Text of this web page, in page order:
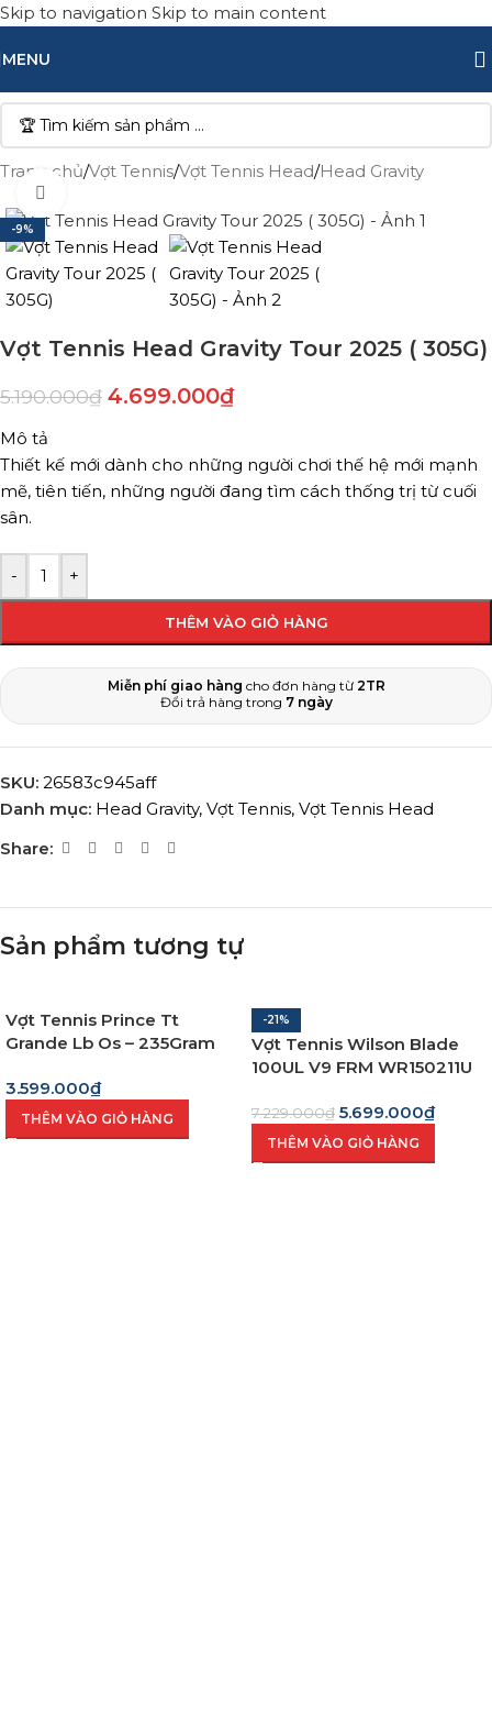
Skip to navigation Skip to main content
MENU
Trang chủ/Vợt Tennis/Vợt Tennis Head/Head Gravity
-9%
Vợt Tennis Head Gravity Tour 2025 ( 305G)
5.190.000₫ 4.699.000₫
Mô tả
Thiết kế mới dành cho những người chơi thế hệ mới mạnh
mẽ, tiên tiến, những người đang tìm cách thống trị từ cuối
sân.
- +
THÊM VÀO GIỎ HÀNG
Miễn phí giao hàng cho đơn hàng từ 2TR
Đổi trả hàng trong 7 ngày
SKU: 26583c945aff
Danh mục: Head Gravity, Vợt Tennis, Vợt Tennis Head
Share:
Sản phẩm tương tự
Vợt Tennis Prince Tt
Grande Lb Os – 235Gram
3.599.000₫
THÊM VÀO GIỎ HÀNG
-21%
Vợt Tennis Wilson Blade
100UL V9 FRM WR150211U
7.229.000₫ 5.699.000₫
THÊM VÀO GIỎ HÀNG